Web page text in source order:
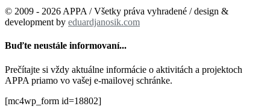
© 2009 - 2026 APPA / Všetky práva vyhradené / design &
development by eduardjanosik.com
Buďte neustále informovaní...
Prečítajte si vždy aktuálne informácie o aktivitách a projektoch
APPA priamo vo vašej e-mailovej schránke.
[mc4wp_form id=18802]